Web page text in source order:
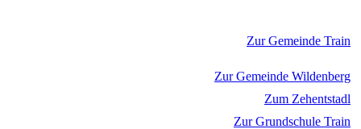
Zur Gemeinde Train
Zur Gemeinde Wildenberg
Zum Zehentstadl
Zur Grundschule Train